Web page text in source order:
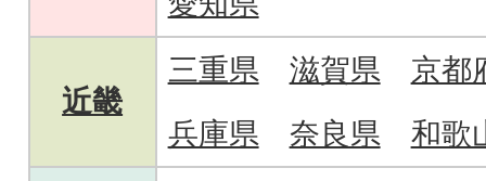
近畿
三重県 滋賀県
京都
兵庫県
奈良県 和歌